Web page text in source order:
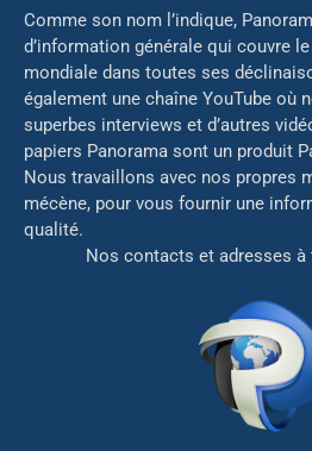
Comme son nom l’indique,
d’information générale qui couvre
mondiale dans toutes ses
également une chaîne YouTube où
superbes interviews et d’autres
papiers Panorama sont un produit
Nous travaillons avec nos propres
mécène, pour vous fournir une
qualité.
Nos contacts et adresses à